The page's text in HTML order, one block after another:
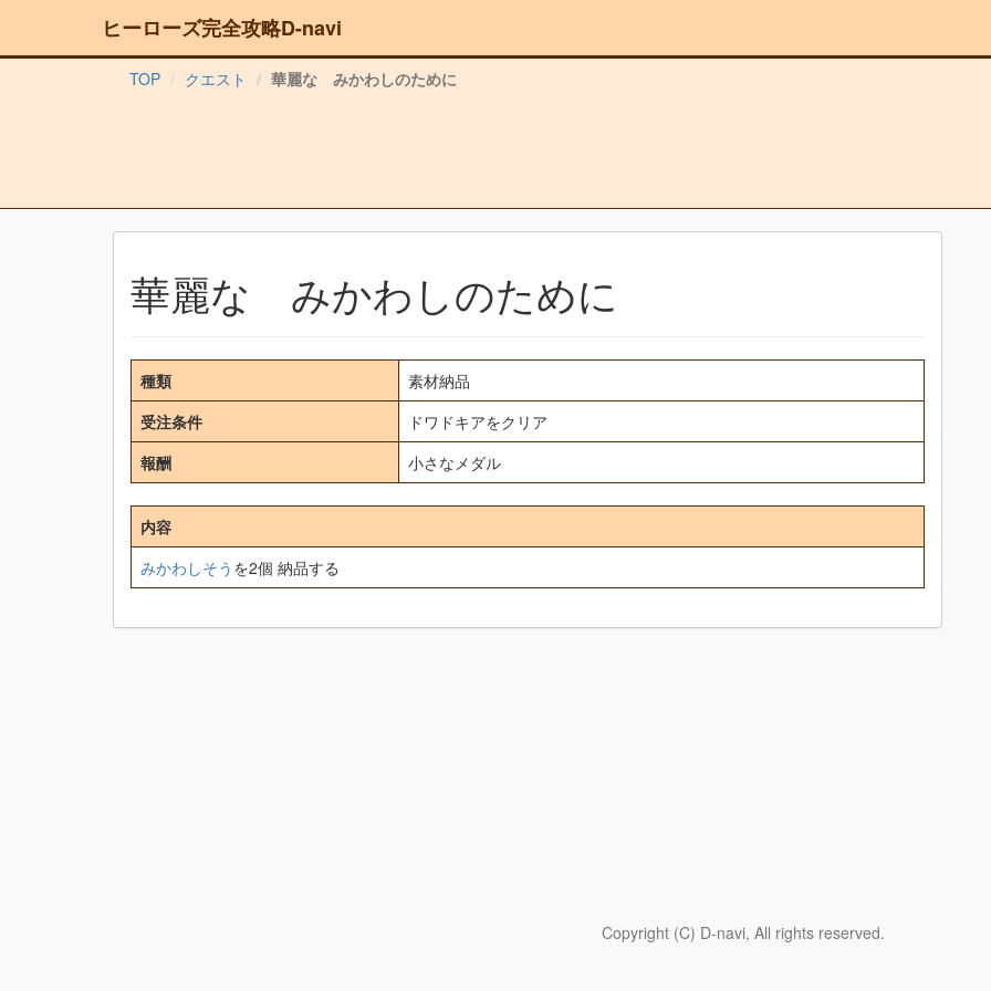
ヒーローズ完全攻略D-navi
TOP クエスト 華麗な みかわしのために
華麗な みかわしのために
種類
素材納品
受注条件
ドワドキアをクリア
報酬
小さなメダル
内容
みかわしそう を2個 納品する
Copyright (C) D-navi, All rights reserved.